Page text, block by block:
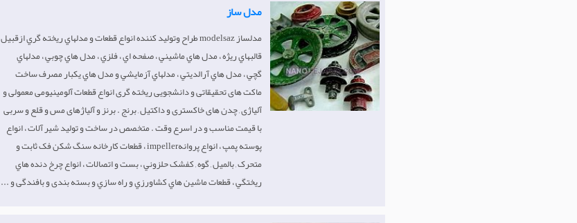
مدل ساز
مدلساز modelsaz طراح وتوليد کننده انواع قطعات و مدلهاي ريخته گري ازقبيل
قالبهاي ريژه ، مدل هاي ماشيني ، صفحه اي ، فلزي ، مدل هاي چوبي ، مدلهاي
گچي ، مدل هاي آرالديتي ، مدلهاي آزمايشي و مدل هاي يکبار مصرف ساخت
ماکت های تحقیقاتی و دانشجویی ریخته گری انواع قطعات آلومینیومی معمولی و
آلیاژی , چدن های خاکستری و داکتیل , برنج . برنز و آلیاژهای مس و قلع و سربی
با قیمت مناسب و در اسرع وقت . متخصص در ساخت و توليد شير آلات ، انواع
پوسته پمپ ، انواع پروانهimpeller ، قطعات کارخانه سنگ شکن فک ثابت و
متحرک , بالمیل , گوه , کفشک حلزوني ، بست و اتصالات ، انواع چرخ دنده هاي
ريختگي ، قطعات ماشين هاي كشاورزي و راه سازي و بسته بندی و بافندگی و ...